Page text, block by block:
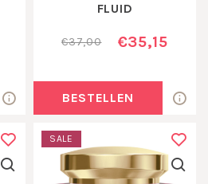
FLUID
€37,00 €35,15
BESTELLEN
SALE